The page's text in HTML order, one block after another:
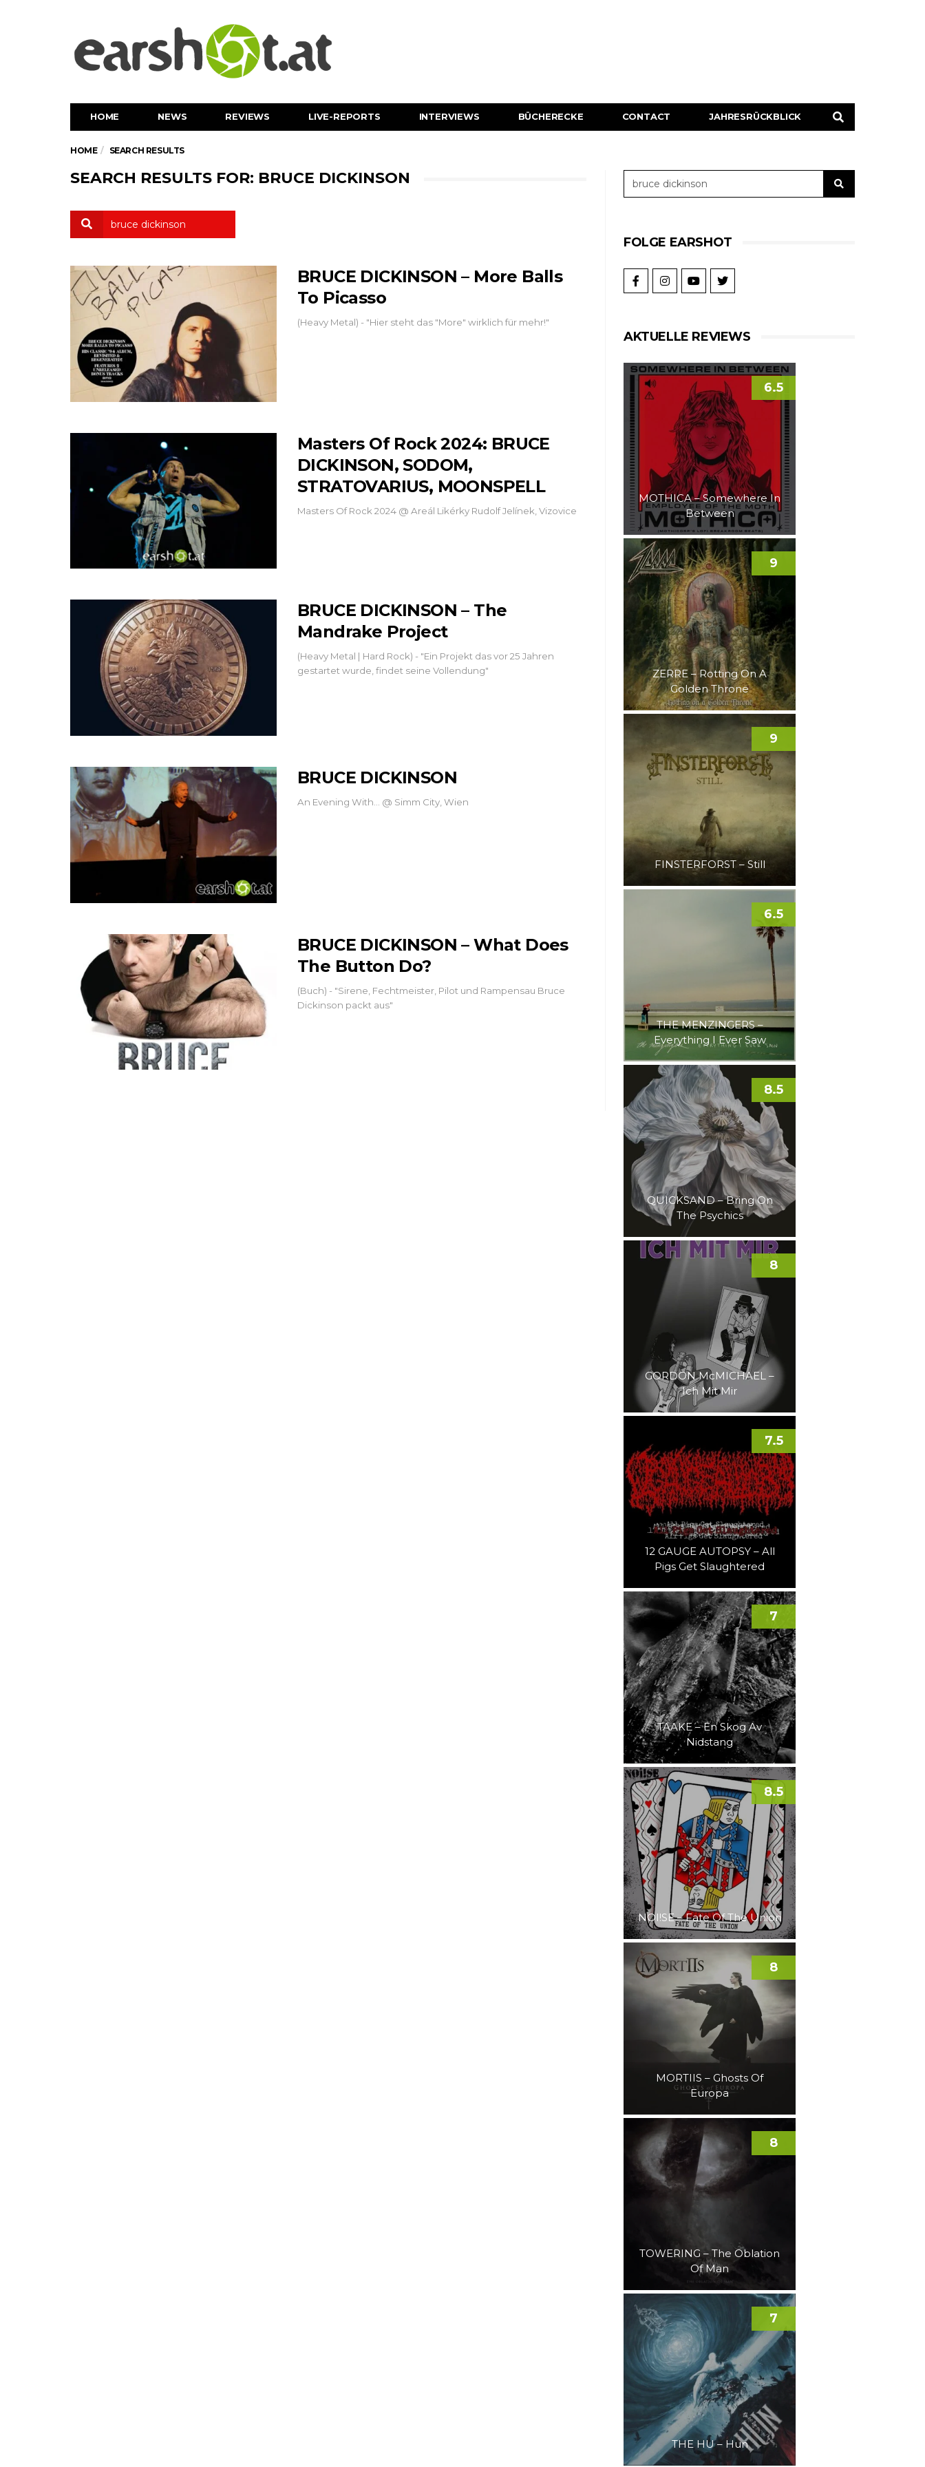
HOME NEWS REVIEWS LIVE-REPORTS INTERVIEWS BÜCHERECKE CONTACT JAHRESRÜCKBLICK
HOME SEARCH RESULTS
SEARCH RESULTS FOR: BRUCE DICKINSON
BRUCE DICKINSON – More Balls
To Picasso
(Heavy Metal) - "Hier steht das "More" wirklich für mehr!"
Masters Of Rock 2024: BRUCE
DICKINSON, SODOM,
STRATOVARIUS, MOONSPELL
Masters Of Rock 2024 @ Areál Likérky Rudolf Jelínek, Vizovice
BRUCE DICKINSON – The
Mandrake Project
(Heavy Metal | Hard Rock) - "Ein Projekt das vor 25 Jahren
gestartet wurde, findet seine Vollendung"
BRUCE DICKINSON
An Evening With... @ Simm City, Wien
BRUCE DICKINSON – What Does
The Button Do?
(Buch) - "Sirene, Fechtmeister, Pilot und Rampensau Bruce
Dickinson packt aus"
FOLGE EARSHOT
AKTUELLE REVIEWS
MOTHICA – Somewhere In
Between
6.5
ZERRE – Rotting On A
Golden Throne
9
FINSTERFORST – Still
9
THE MENZINGERS –
Everything I Ever Saw
6.5
QUICKSAND – Bring On
The Psychics
8.5
GORDON McMICHAEL –
Ich Mit Mir
8
12 GAUGE AUTOPSY – All
Pigs Get Slaughtered
7.5
TAAKE – En Skog Av
Nidstang
7
NOI!SE – Fate Of The Union
8.5
MORTIIS – Ghosts Of
Europa
8
TOWERING – The Oblation
Of Man
8
THE HU – Hun
7